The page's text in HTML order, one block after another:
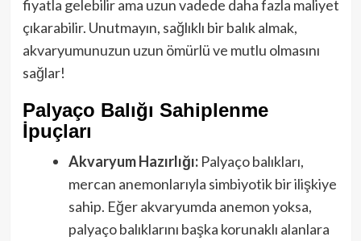
fiyatla gelebilir ama uzun vadede daha fazla maliyet
çıkarabilir. Unutmayın, sağlıklı bir balık almak,
akvaryumunuzun uzun ömürlü ve mutlu olmasını
sağlar!
Palyaço Balığı Sahiplenme
İpuçları
Akvaryum Hazırlığı:Palyaço balıkları,
mercan anemonlarıyla simbiyotik bir ilişkiye
sahip. Eğer akvaryumda anemon yoksa,
palyaço balıklarını başka korunaklı alanlara